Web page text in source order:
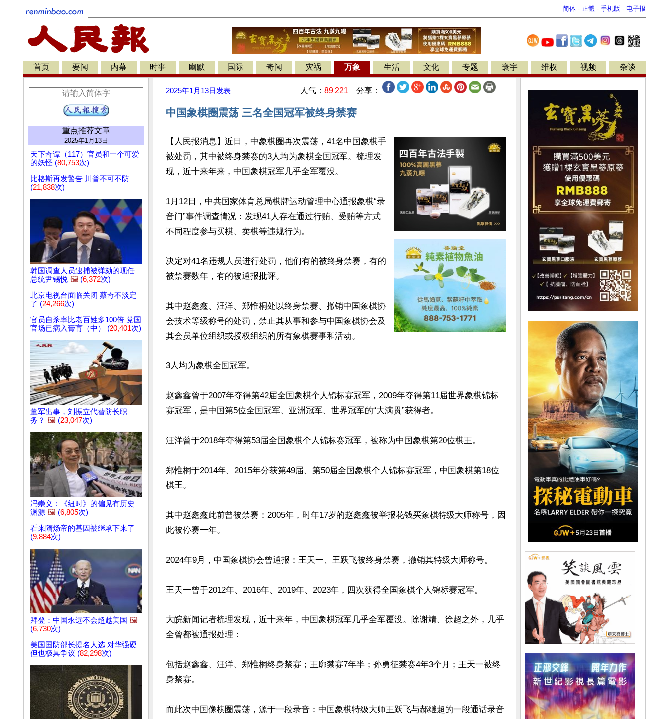
简体 - 正體 - 手机版 - 电子报
首页 要闻 内幕 时事 幽默 国际 奇闻 灾祸 万象 生活 文化 专题 寰宇 维权 视频 杂谈
重点推荐文章
2025年1月13日
天下奇谭（117）官员和一个可爱
的妖怪 (80,753次)
比格斯再发警告 川普不可不防
(21,838次)
韩国调查人员逮捕被弹劾的现任
总统尹锡悦 🖼️ (6,372次)
北京电视台面临关闭 蔡奇不淡定
了 (24,266次)
官员自杀率比老百姓多100倍 党国
官场已病入膏肓（中） (20,401次)
董军出事，刘振立代替防长职
务？ 🖼️ (23,047次)
冯崇义：《纽时》的偏见有历史
渊源 🖼️ (6,805次)
看来隋炀帝的基因被继承下来了
(9,884次)
拜登：中国永远不会超越美国 🖼️
(6,730次)
美国国防部长提名人选 对华强硬
但也极具争议 (82,298次)
2025年1月13日 发表 人气： 89,221 分享：
中国象棋圈震荡 三名全国冠军被终身禁赛
【人民报消息】近日，中象棋圈再次震荡，41名中国象棋手
被处罚，其中被终身禁赛的3人均为象棋全国冠军。梳理发
现，近十来年来，中国象棋冠军几乎全军覆没。
1月12日，中共国家体育总局棋牌运动管理中心通报象棋“录
音门”事件调查情况：发现41人存在通过行贿、受贿等方式
不同程度参与买棋、卖棋等违规行为。
决定对41名违规人员进行处罚，他们有的被终身禁赛，有的
被禁赛数年，有的被通报批评。
其中赵鑫鑫、汪洋、郑惟桐处以终身禁赛、撤销中国象棋协
会技术等级称号的处罚，禁止其从事和参与中国象棋协会及
其会员单位组织或授权组织的所有象棋赛事和活动。
3人均为象棋全国冠军。
赵鑫鑫曾于2007年夺得第42届全国象棋个人锦标赛冠军，2009年夺得第11届世界象棋锦标
赛冠军，是中国第5位全国冠军、亚洲冠军、世界冠军的“大满贯”获得者。
汪洋曾于2018年夺得第53届全国象棋个人锦标赛冠军，被称为中国象棋第20位棋王。
郑惟桐于2014年、2015年分获第49届、第50届全国象棋个人锦标赛冠军，中国象棋第18位
棋王。
其中赵鑫鑫此前曾被禁赛：2005年，时年17岁的赵鑫鑫被举报花钱买象棋特级大师称号，因
此被停赛一年。
2024年9月，中国象棋协会曾通报：王天一、王跃飞被终身禁赛，撤销其特级大师称号。
王天一曾于2012年、2016年、2019年、2023年，四次获得全国象棋个人锦标赛冠军。
大皖新闻记者梳理发现，近十来年，中国象棋冠军几乎全军覆没。除谢靖、徐超之外，几乎
全曾都被通报处理：
包括赵鑫鑫、汪洋、郑惟桐终身禁赛；王廓禁赛7年半；孙勇征禁赛4年3个月；王天一被终
身禁赛。
而此次中国像棋圈震荡，源于一段录音：中国象棋特级大师王跃飞与郝继超的一段通话录音